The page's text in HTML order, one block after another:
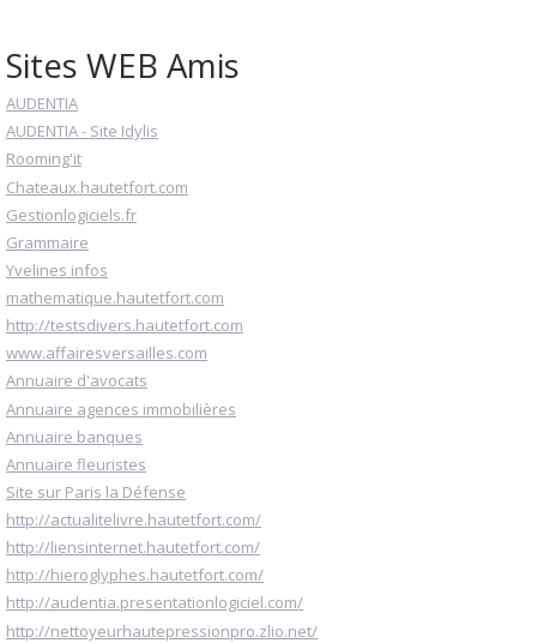
Sites WEB Amis
AUDENTIA
AUDENTIA - Site Idylis
Rooming'it
Chateaux.hautetfort.com
Gestionlogiciels.fr
Grammaire
Yvelines infos
mathematique.hautetfort.com
http://testsdivers.hautetfort.com
www.affairesversailles.com
Annuaire d'avocats
Annuaire agences immobilières
Annuaire banques
Annuaire fleuristes
Site sur Paris la Défense
http://actualitelivre.hautetfort.com/
http://liensinternet.hautetfort.com/
http://hieroglyphes.hautetfort.com/
http://audentia.presentationlogiciel.com/
http://nettoyeurhautepressionpro.zlio.net/